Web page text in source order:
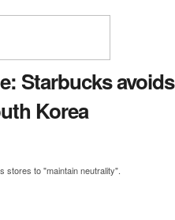
Starbucks avoids
Korea
stores to "maintain neutrality".